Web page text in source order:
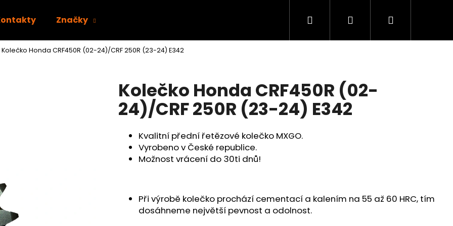
Značky Hledat PřihlášeníNákupní
Kolečko Honda CRF450R (02-24)/CRF 250R (23-24) E342
Kolečko Honda CRF450R (02-
24)/CRF 250R (23-24) E342
Kvalitní přední řetězové kolečko MXGO.
Vyrobeno v České republice.
Možnost vrácení do 30ti dnů!
Při výrobě kolečko prochází cementací a kalením na 55 až 60 HRC, tím
dosáhneme největší pevnost a odolnost.
Co potřebujete najít?
HLEDAT
Následující